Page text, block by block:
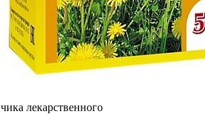
лекарственного